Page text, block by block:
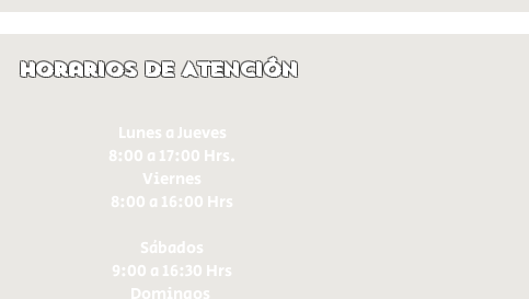
Horarios de Atención
Lunes a Jueves
8:00 a 17:00 Hrs.
Viernes
8:00 a 16:00 Hrs​
Sábados
9:00 a 16:30 Hrs
Domingos